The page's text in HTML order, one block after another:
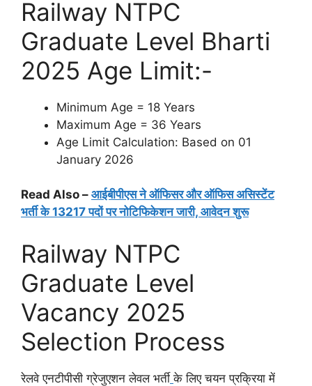
Railway NTPC
Graduate Level Bharti
2025 Age Limit:-
Minimum Age = 18 Years
Maximum Age = 36 Years
Age Limit Calculation: Based on 01
January 2026
Read Also – आईबीपीएस ने ऑफिसर और ऑफिस असिस्टेंट
भर्ती के 13217 पदों पर नोटिफिकेशन जारी, आवेदन शुरू
Railway NTPC
Graduate Level
Vacancy 2025
Selection Process
रेलवे एनटीपीसी ग्रेजुएशन लेवल भर्ती के लिए चयन प्रक्रिया में